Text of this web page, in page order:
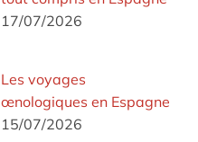
17/07/2026
Les voyages
œnologiques en Espagne
15/07/2026